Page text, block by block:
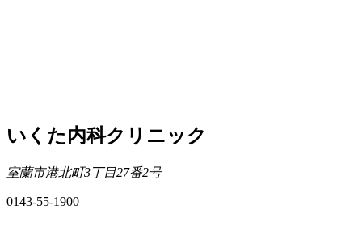
いくた内科クリニック
室蘭市港北町3丁目27番2号
0143-55-1900